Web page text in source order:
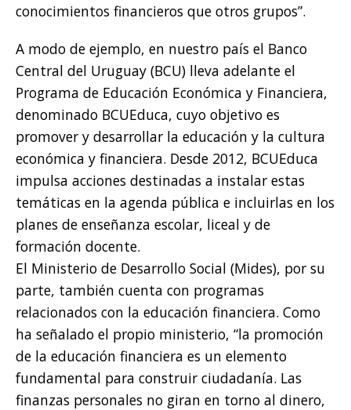
conocimientos financieros que otros grupos”.
A modo de ejemplo, en nuestro país el Banco
Central del Uruguay (BCU) lleva adelante el
Programa de Educación Económica y Financiera,
denominado BCUEduca, cuyo objetivo es
promover y desarrollar la educación y la cultura
económica y financiera. Desde 2012, BCUEduca
impulsa acciones destinadas a instalar estas
temáticas en la agenda pública e incluirlas en los
planes de enseñanza escolar, liceal y de
formación docente.
El Ministerio de Desarrollo Social (Mides), por su
parte, también cuenta con programas
relacionados con la educación financiera. Como
ha señalado el propio ministerio, “la promoción
de la educación financiera es un elemento
fundamental para construir ciudadanía. Las
finanzas personales no giran en torno al dinero,